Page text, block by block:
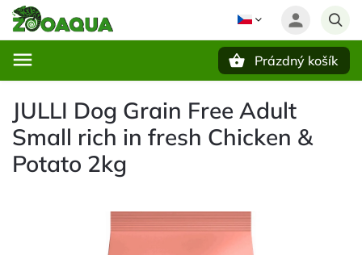
Prázdný košík
JULLI Dog Grain Free Adult
Small rich in fresh Chicken &
Potato 2kg